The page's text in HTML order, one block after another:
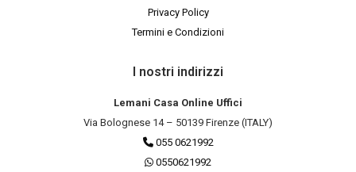
Privacy Policy
Termini e Condizioni
I nostri indirizzi
Lemani Casa Online Uffici
Via Bolognese 14 – 50139 Firenze (ITALY)
055 0621992
0550621992